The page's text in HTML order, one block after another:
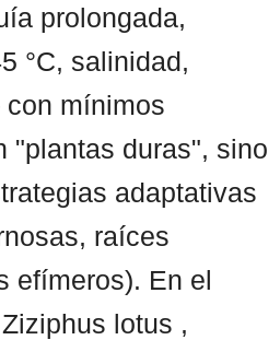
prolongada,
°C, salinidad,
mínimos
"plantas duras", sino
adaptativas
raíces
efímeros). En el
lotus ,